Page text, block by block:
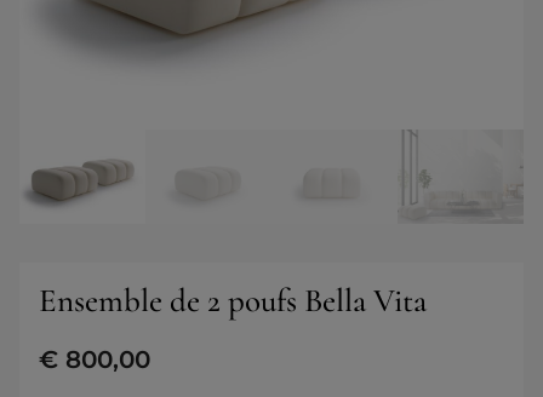
Ensemble de 2 poufs Bella Vita
€ 800,00